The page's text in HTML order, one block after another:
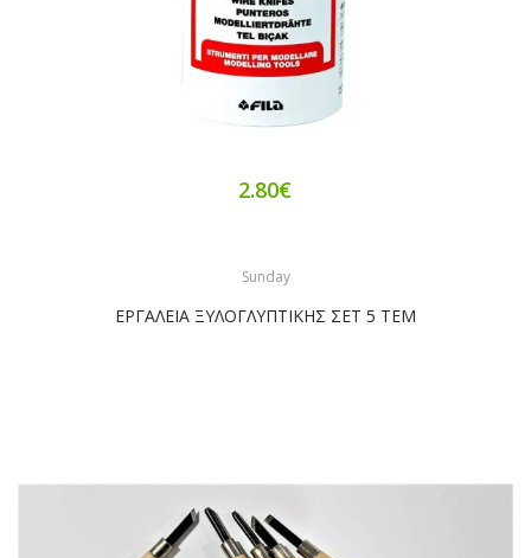
2.80€
Sunday
ΕΡΓΑΛΕΙΑ ΞΥΛΟΓΛΥΠΤΙΚΗΣ ΣΕΤ 5 ΤΕΜ